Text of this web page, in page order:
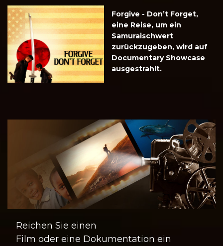
Forgive - Don’t Forget,
eine Reise, um ein
Samuraischwert
zurückzugeben, wird auf
Documentary Showcase
ausgestrahlt.
Reichen Sie einen
Film oder eine Dokumentation ein